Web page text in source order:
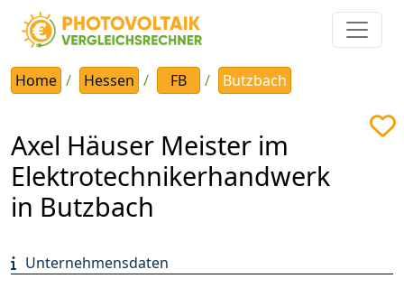
Home Hessen FB Butzbach
Axel Häuser Meister im
Elektrotechnikerhandwerk
in Butzbach
Unternehmensdaten